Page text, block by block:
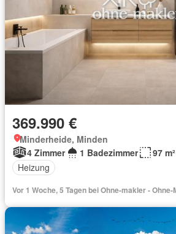
369.990 €
Minderheide, Minden
4 Zimmer
1 Badezimmer
97 m²
Heizung
Vor 1 Woche, 5 Tagen bei Ohne-makler -